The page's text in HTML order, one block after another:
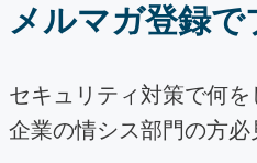
メルマガ登録で
セキュリティ対策で何
企業の情シス部門の方必